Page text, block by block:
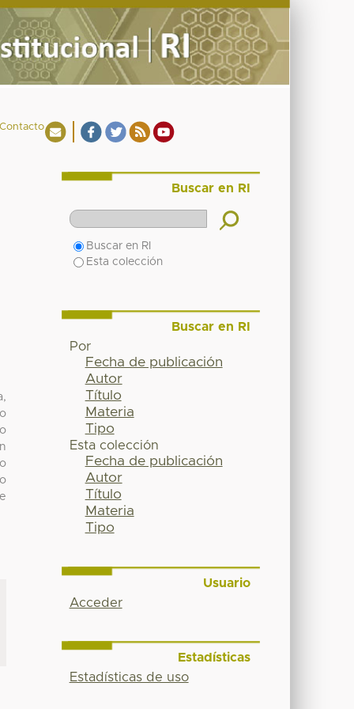
Contacto
Buscar en RI
Buscar en RI
Esta colección
Buscar en RI
Por
Fecha de publicación
Autor
Título
Materia
Tipo
Esta colección
Fecha de publicación
Autor
Título
Materia
Tipo
Usuario
Acceder
Estadísticas
Estadísticas de uso